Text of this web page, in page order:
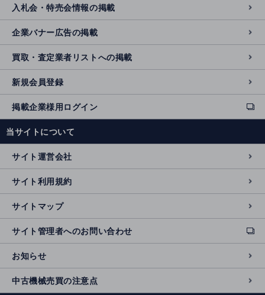
入札会・特売会情報の掲載
企業バナー広告の掲載
買取・査定業者リストへの掲載
新規会員登録
掲載企業様用ログイン
ext
e
n
al
si
t
e
当サイトについて
サイト運営会社
サイト利用規約
サイトマップ
サイト管理者へのお問い合わせ
ext
e
r
n
al
お知らせ
中古機械売買の注意点